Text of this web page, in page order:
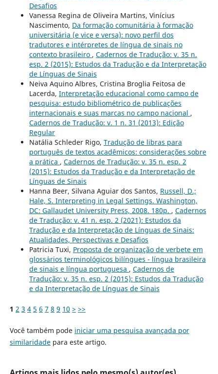
Desafios
Vanessa Regina de Oliveira Martins, Vinícius
Nascimento, Da formação comunitária à formação
universitária (e vice e versa): novo perfil dos
tradutores e intérpretes de língua de sinais no
contexto brasileiro , Cadernos de Tradução: v. 35 n.
esp. 2 (2015): Estudos da Tradução e da Interpretação
de Línguas de Sinais
Neiva Aquino Albres, Cristina Broglia Feitosa de
Lacerda, Interpretação educacional como campo de
pesquisa: estudo bibliométrico de publicações
internacionais e suas marcas no campo nacional ,
Cadernos de Tradução: v. 1 n. 31 (2013): Edição
Regular
Natália Schleder Rigo, Tradução de libras para
português de textos acadêmicos: considerações sobre
a prática , Cadernos de Tradução: v. 35 n. esp. 2
(2015): Estudos da Tradução e da Interpretação de
Línguas de Sinais
Hanna Beer, Silvana Aguiar dos Santos, Russell, D.;
Hale, S. Interpreting in Legal Settings. Washington,
DC: Gallaudet University Press, 2008. 180p. , Cadernos
de Tradução: v. 41 n. esp. 2 (2021): Estudos da
Tradução e da Interpretação de Línguas de Sinais:
Atualidades, Perspectivas e Desafios
Patricia Tuxi, Proposta de organização de verbete em
glossários terminológicos bilíngues - língua brasileira
de sinais e língua portuguesa , Cadernos de
Tradução: v. 35 n. esp. 2 (2015): Estudos da Tradução
e da Interpretação de Línguas de Sinais
1 2 3 4 5 6 7 8 9 10 > >>
Você também pode iniciar uma pesquisa avançada por
similaridadepara este artigo.